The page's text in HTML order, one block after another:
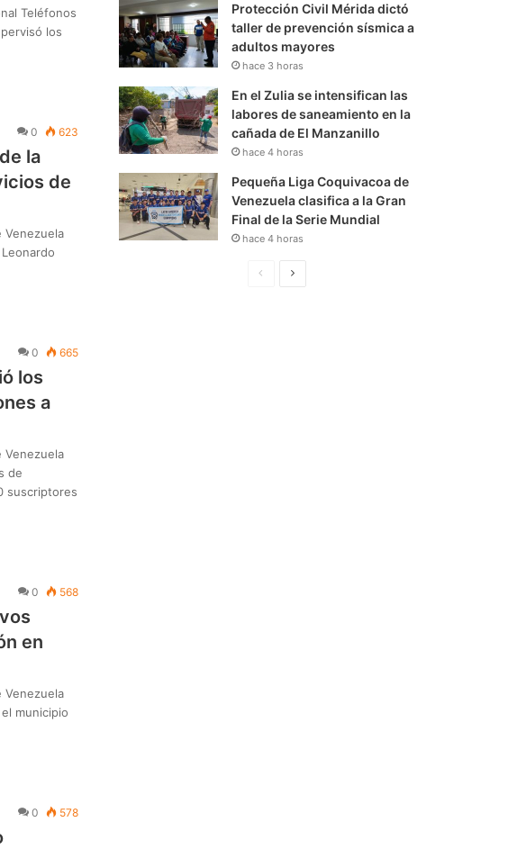
Teléfonos
los
0 623
la
de
Venezuela
0 665
los
a
Venezuela
de
suscriptores
0 568
en
Venezuela
municipio
0 578
Protección Civil Mérida dictó
taller de prevención sísmica a
adultos mayores
hace 3 horas
En el Zulia se intensifican las
labores de saneamiento en la
cañada de El Manzanillo
hace 4 horas
Pequeña Liga Coquivacoa de
Venezuela clasifica a la Gran
Final de la Serie Mundial
hace 4 horas
S